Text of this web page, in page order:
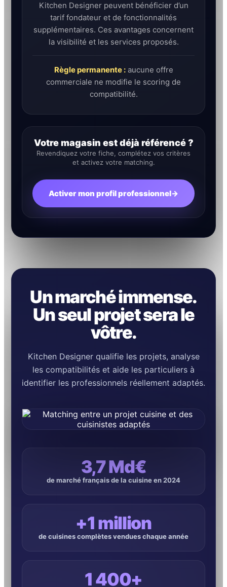
Kitchen Designer peuvent bénéficier d’un
tarif fondateur et de fonctionnalités
supplémentaires. Ces avantages concernent
la visibilité et les services proposés.
Règle permanente :aucune offre
commerciale ne modifie le scoring de
compatibilité.
Votre magasin est déjà référencé ?
Revendiquez votre fiche, complétez vos critères
et activez votre matching.
Activer mon profil professionnel→
Un marché immense.
Un seul projet sera le
vôtre.
Kitchen Designer qualifie les projets, analyse
les compatibilités et aide les particuliers à
identifier les professionnels réellement adaptés.
3,7 Md€
de marché français de la cuisine en 2024
+1 million
de cuisines complètes vendues chaque année
1 400+